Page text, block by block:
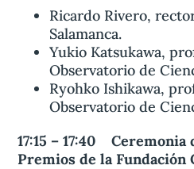
Ricardo Rivero,
Salamanca.
Yukio Katsukawa,
Observatorio de
Ryohko Ishikawa,
Observatorio de
17:15 – 17:40 Ceremonia
Premios de la Fundación